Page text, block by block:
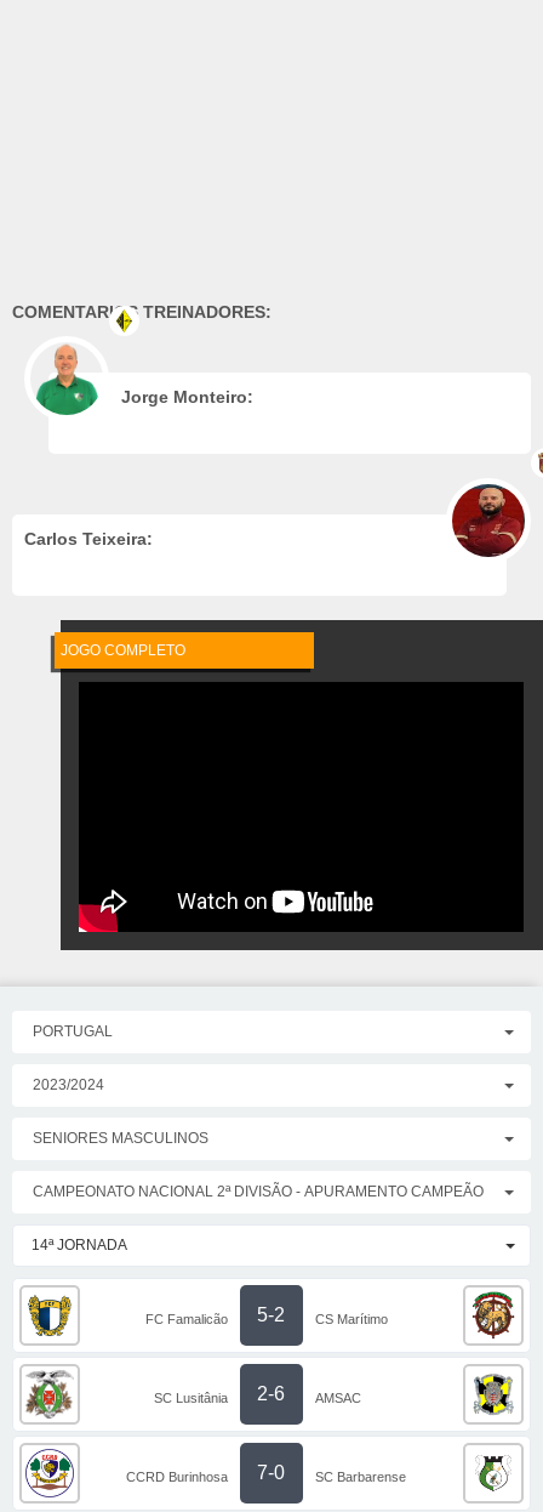
COMENTARIOS TREINADORES:
Jorge Monteiro:
Carlos Teixeira:
JOGO COMPLETO
PORTUGAL
2023/2024
SENIORES MASCULINOS
CAMPEONATO NACIONAL 2ª DIVISÃO - APURAMENTO CAMPEÃO
14ª JORNADA
FC Famalicão 5-2 CS Marítimo
SC Lusitânia 2-6 AMSAC
CCRD Burinhosa 7-0 SC Barbarense